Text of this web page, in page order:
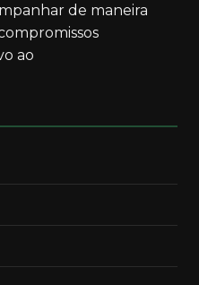
de maneira
ao